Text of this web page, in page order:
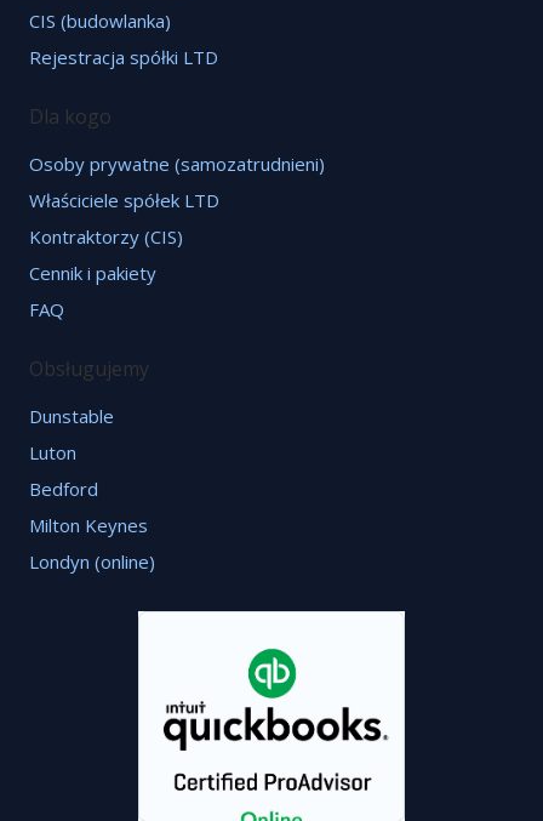
CIS (budowlanka)
Rejestracja spółki LTD
Dla kogo
Osoby prywatne (samozatrudnieni)
Właściciele spółek LTD
Kontraktorzy (CIS)
Cennik i pakiety
FAQ
Obsługujemy
Dunstable
Luton
Bedford
Milton Keynes
Londyn (online)